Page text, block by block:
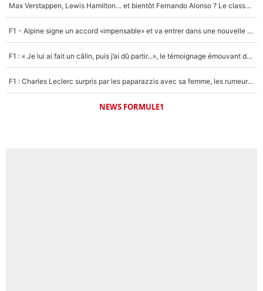
Max Verstappen, Lewis Hamilton… et bientôt Fernando Alonso ? Le classement des pilotes les mieux payés en Formule 1 risque de changer !
F1 - Alpine signe un accord «impensable» et va entrer dans une nouvelle dimension : Grande nouvelle pour Pierre Gasly !
F1 : « Je lui ai fait un câlin, puis j’ai dû partir...», le témoignage émouvant de Max Verstappen sur sa fille
F1 : Charles Leclerc surpris par les paparazzis avec sa femme, les rumeurs étaient vraies !
NEWS FORMULE1